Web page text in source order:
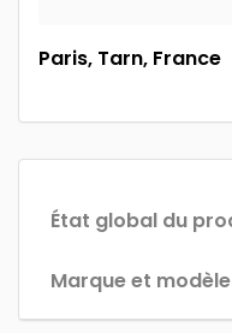
Paris, Tarn, France
État global du
Marque et modèle